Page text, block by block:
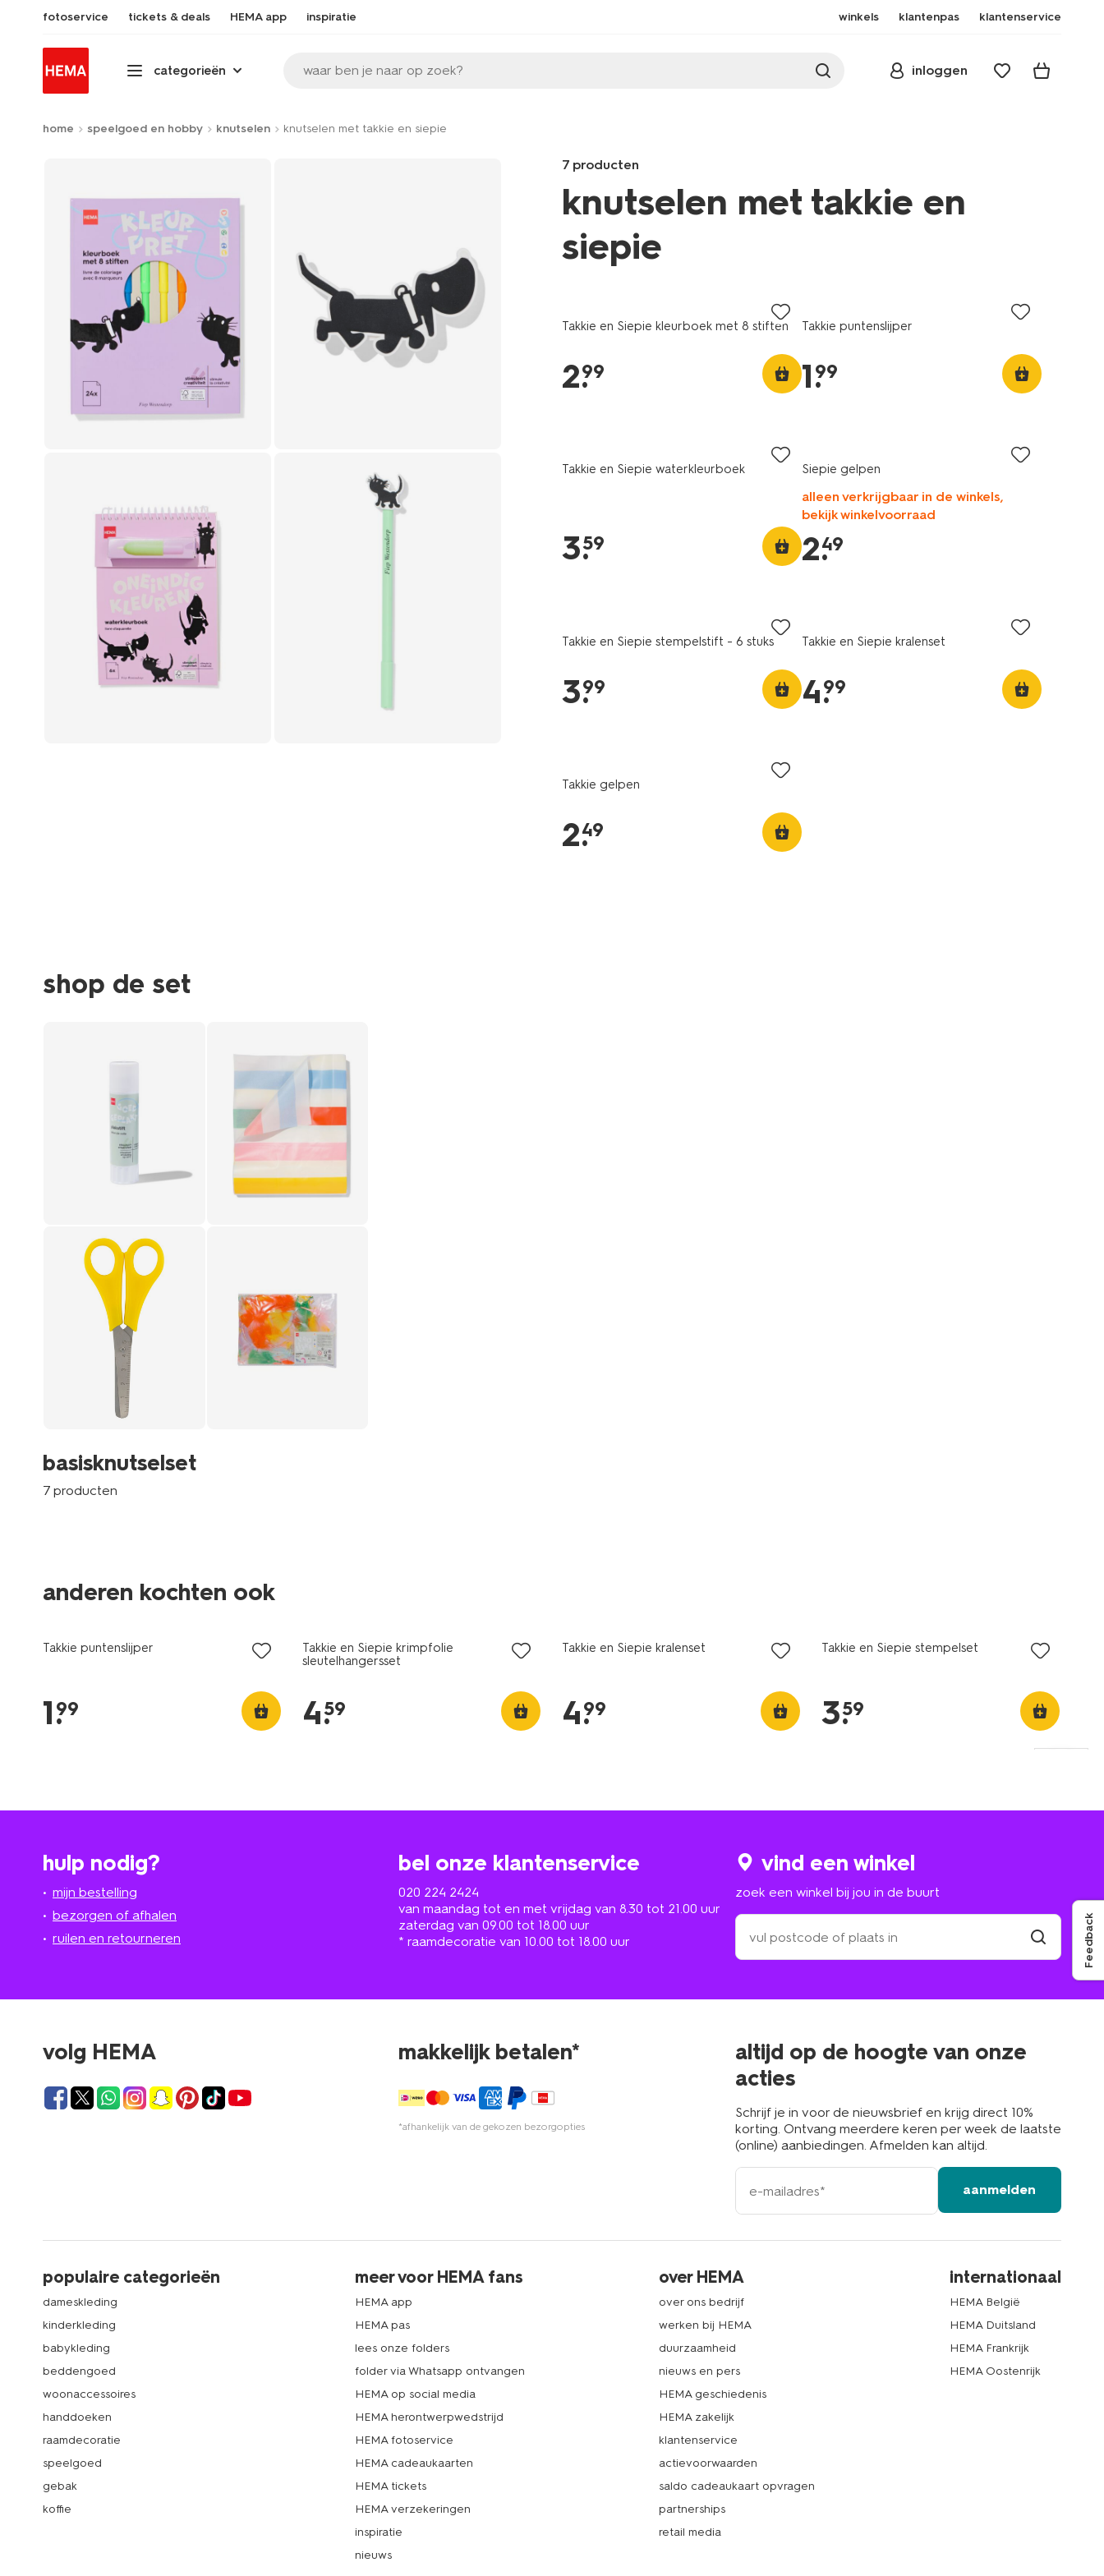
fotoservice tickets & deals HEMA app inspiratie winkels klantenpas klantenservice
categorieën waar ben je naar op zoek? inloggen
home speelgoed en hobby knutselen knutselen met takkie en siepie
set
image
7 producten
knutselen met takkie en
siepie
schilderen/kleurstiften/takkie-
15900487.html
Takkie en Siepie kleurboek met 8 stiften
2.
99
Takkie puntenslijper
1.
99
Takkie en Siepie waterkleurboek
3.
59
Siepie gelpen
alleen verkrijgbaar in de winkels,
bekijk winkelvoorraad
2.
49
Takkie en Siepie stempelstift - 6 stuks
3.
99
Takkie en Siepie kralenset
4.
99
Takkie gelpen
2.
49
shop de set
basisknutselset
7 producten
anderen kochten ook
Takkie puntenslijper
1.
99
Takkie en Siepie krimpfolie
sleutelhangersset
4.
59
Takkie en Siepie kralenset
4.
99
Takkie en Siepie stempelset
3.
59
hulp nodig?
mijn bestelling
bezorgen of afhalen
ruilen en retourneren
bel onze klantenservice
020 224 2424
van maandag tot en met vrijdag van 8.30 tot 21.00 uur
zaterdag van 09.00 tot 18.00 uur
* raamdecoratie van 10.00 tot 18.00 uur
vind een winkel
zoek een winkel bij jou in de buurt
zoek
een
winkel
in
volg HEMA makkelijk betalen*
*afhankelijk van de gekozen bezorgopties
altijd op de hoogte van onze
acties
Schrijf je in voor de nieuwsbrief en krijg direct 10%
korting. Ontvang meerdere keren per week de laatste
(online) aanbiedingen. Afmelden kan altijd.
e-
mailadres
aanmelden
populaire categorieën
dameskleding
kinderkleding
babykleding
beddengoed
woonaccessoires
handdoeken
raamdecoratie
speelgoed
gebak
koffie
meer voor HEMA fans
HEMA app
HEMA pas
lees onze folders
folder via Whatsapp ontvangen
HEMA op social media
HEMA herontwerpwedstrijd
HEMA fotoservice
HEMA cadeaukaarten
HEMA tickets
HEMA verzekeringen
inspiratie
nieuws
over HEMA
over ons bedrijf
werken bij HEMA
duurzaamheid
nieuws en pers
HEMA geschiedenis
HEMA zakelijk
klantenservice
actievoorwaarden
saldo cadeaukaart opvragen
partnerships
retail media
internationaal
HEMA België
HEMA Duitsland
HEMA Frankrijk
HEMA Oostenrijk
Feedback